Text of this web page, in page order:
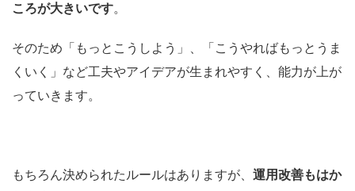
ころが大きいです。
そのため「もっとこうしよう」、「こうやればもっとうま
くいく」など工夫やアイデアが生まれやすく、能力が上が
っていきます。
もちろん決められたルールはありますが、 運用改善もはか